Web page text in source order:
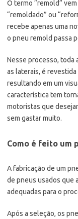
O termo “remold”
“remoldado” ou
recebe apenas uma
o pneu remold passa
Nesse processo, toda
as laterais, é revestida
resultando em um
característica tem
motoristas que
sem gastar muito.
Como é feito um
A fabricação de um
de pneus usados que
adequadas para o
Após a seleção, os